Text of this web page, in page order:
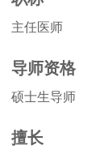
主任医师
导师资格
硕士生导师
擅长